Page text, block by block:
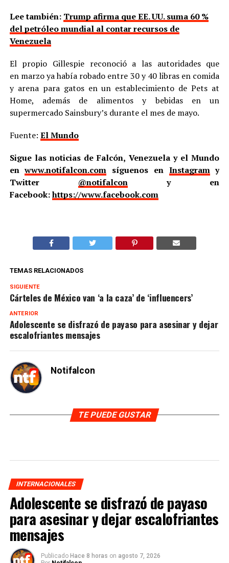
Lee también: Trump afirma que EE. UU. suma 60 %
del petróleo mundial al contar recursos de
Venezuela
El propio Gillespie reconoció a las autoridades que
en marzo ya había robado entre 30 y 40 libras en comida
y arena para gatos en un establecimiento de Pets at
Home, además de alimentos y bebidas en un
supermercado Sainsbury’s durante el mes de mayo.
Fuente: El Mundo
Sigue las noticias de Falcón, Venezuela y el Mundo
enwww.notifalcon.com síguenos en Instagramy
Twitter @notifalcony en
Facebook:https://www.facebook.com
TEMAS RELACIONADOS
SIGUIENTE
Cárteles de México van ‘a la caza’ de ‘influencers’
ANTERIOR
Adolescente se disfrazó de payaso para asesinar y dejar
escalofriantes mensajes
Notifalcon
TE PUEDE GUSTAR
INTERNACIONALES
Adolescente se disfrazó de payaso
para asesinar y dejar escalofriantes
mensajes
Publicado Hace 8 horas on agosto 7, 2026